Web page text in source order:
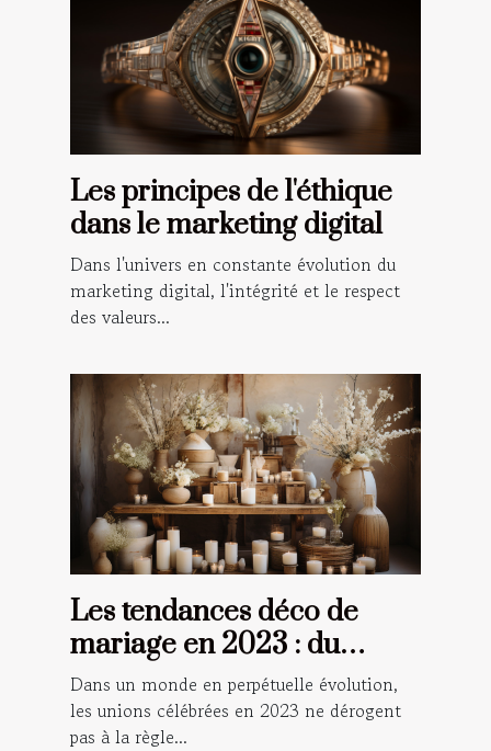
Les principes de l'éthique
dans le marketing digital
Dans l'univers en constante évolution du
marketing digital, l'intégrité et le respect
des valeurs...
Les tendances déco de
mariage en 2023 : du
champêtre au numérique
Dans un monde en perpétuelle évolution,
les unions célébrées en 2023 ne dérogent
pas à la règle...